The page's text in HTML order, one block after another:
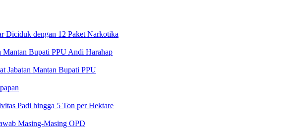
Diciduk dengan 12 Paket Narkotika
Mantan Bupati PPU Andi Harahap
Jabatan Mantan Bupati PPU
Padi hingga 5 Ton per Hektare
Masing-Masing OPD